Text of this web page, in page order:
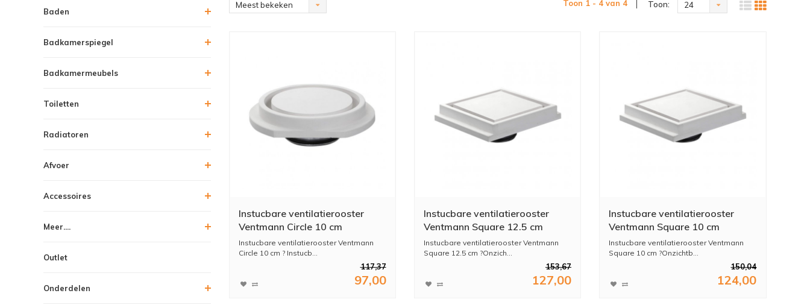
Baden
Badkamerspiegel
Badkamermeubels
Toiletten
Radiatoren
Afvoer
Accessoires
Meer....
Outlet
Onderdelen
Meest bekeken Toon 1 - 4 van 4 Toon: 24
Instucbare ventilatierooster
Ventmann Circle 10 cm
Instucbare ventilatierooster Ventmann
Circle 10 cm ? Instucb...
117,37
97,00
Instucbare ventilatierooster
Ventmann Square 12.5 cm
Instucbare ventilatierooster Ventmann
Square 12.5 cm ?Onzich...
153,67
127,00
Instucbare ventilatierooster
Ventmann Square 10 cm
Instucbare ventilatierooster Ventmann
Square 10 cm ?Onzichtb...
150,04
124,00